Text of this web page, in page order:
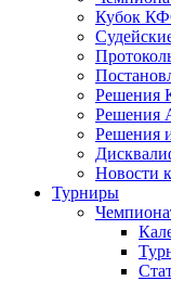
Кубок
Решения
Новости
Турниры